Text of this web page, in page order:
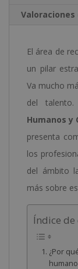
"Team
"Evaluación
Desempeño"
Harvard
Business
Publishing)
Valoraciones
El área de
un pilar
Va mucho
del
Humanos y
presenta
los
del ámbito
más sobre
Índice
¿Por